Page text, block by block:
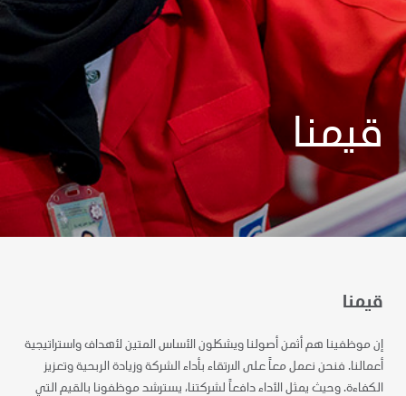
قيمنا
قيمنا
إن موظفينا هم أثمن أصولنا ويشكلون الأساس المتين لأهداف واستراتيجية
أعمالنا. فنحن نعمل معاً على الارتقاء بأداء الشركة وزيادة الربحية وتعزيز
الكفاءة. وحيث يمثل الأداء دافعاً لشركتنا، يسترشد موظفونا بالقيم التي